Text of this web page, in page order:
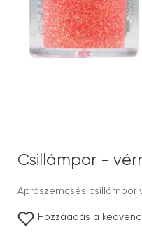
Csillámpor -
Aprószemcsés csillámpor
Hozzáadás a